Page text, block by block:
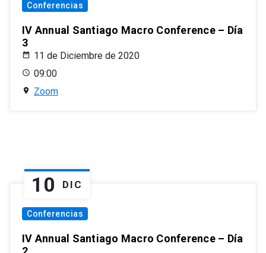
Conferencias
IV Annual Santiago Macro Conference – Día
3
11 de Diciembre de 2020
09:00
Zoom
10 DIC
Conferencias
IV Annual Santiago Macro Conference – Día